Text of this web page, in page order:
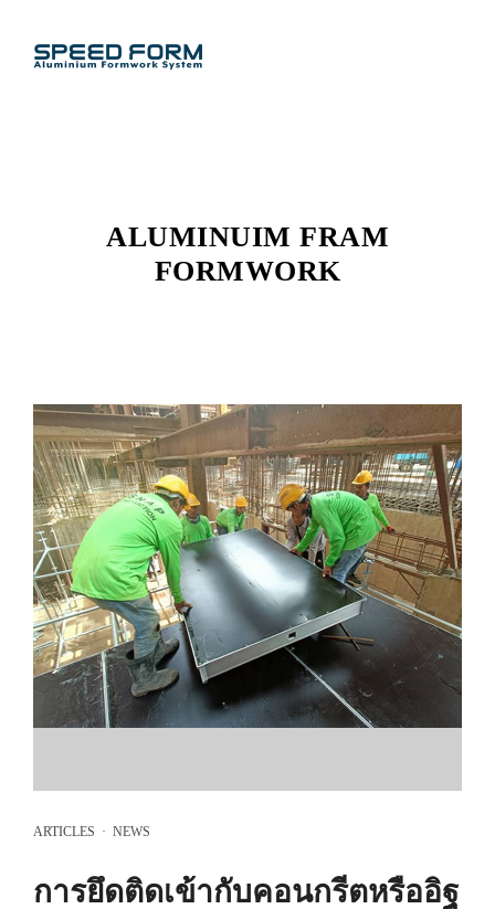
ALUMINUIM FRAM
FORMWORK
ARTICLES · NEWS
การยึดติดเข้ากับคอนกรีตหรืออิฐ